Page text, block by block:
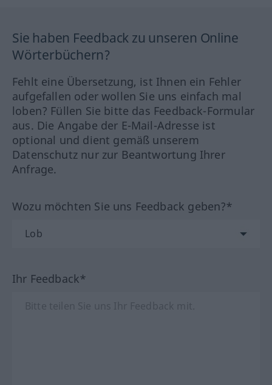
Sie haben Feedback zu unseren Online
Wörterbüchern?
Fehlt eine Übersetzung, ist Ihnen ein Fehler
aufgefallen oder wollen Sie uns einfach mal
loben? Füllen Sie bitte das Feedback-Formular
aus. Die Angabe der E-Mail-Adresse ist
optional und dient gemäß unserem
Datenschutz nur zur Beantwortung Ihrer
Anfrage.
Wozu möchten Sie uns Feedback geben?*
Ihr Feedback*